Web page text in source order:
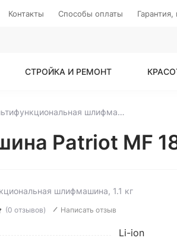
Контакты Способы оплаты
СТРОЙКА И РЕМОНТ
Мультифункциональная шлифмашина Patriot MF 188 (без АКБ)
Patriot MF
шлифмашина, 1.1 кг
(0 отзывов) Написать отзыв
Li-ion